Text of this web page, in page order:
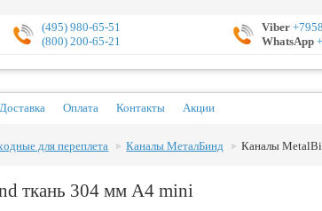
(495) 980-65-51
(800) 200-65-21
Viber
WhatsApp
Доставка Оплата Контакты Акции
для переплета Каналы МеталБинд Каналы
ткань 304 мм А4 mini